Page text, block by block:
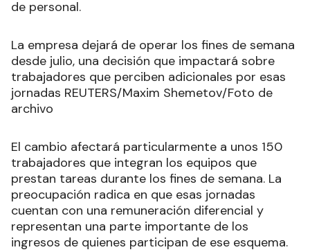
de personal.
La empresa dejará de operar los fines de semana
desde julio, una decisión que impactará sobre
trabajadores que perciben adicionales por esas
jornadas REUTERS/Maxim Shemetov/Foto de
archivo
El cambio afectará particularmente a unos 150
trabajadores que integran los equipos que
prestan tareas durante los fines de semana. La
preocupación radica en que esas jornadas
cuentan con una remuneración diferencial y
representan una parte importante de los
ingresos de quienes participan de ese esquema.